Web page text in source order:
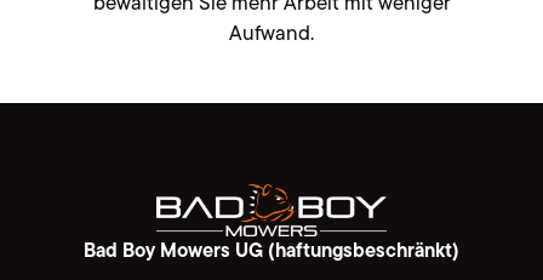
Aufwand.
Bad Boy Mowers UG (haftungsbeschränkt)